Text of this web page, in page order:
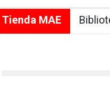
Tienda MAE